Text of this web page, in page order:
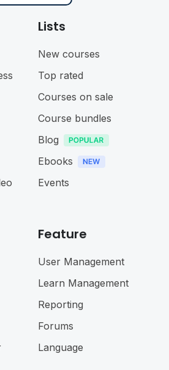
Lists
New courses
Top rated
Courses on sale
Course bundles
Blog
Ebooks
Events
Feature
User Management
Learn Management
Reporting
Forums
Language